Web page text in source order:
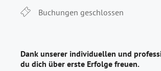
Buchungen geschlossen
Dank unserer individuellen und
du dich über erste Erfolge freuen.